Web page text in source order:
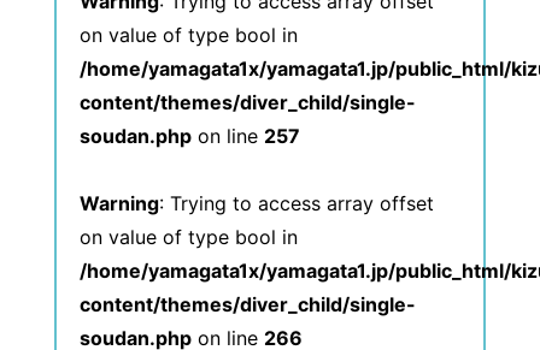
on value of type bool in
/home/yamagata1x/yamagata1.jp/public_html/
content/themes/diver_child/single-
soudan.php on line 257
Warning: Trying to access array offset
on value of type bool in
/home/yamagata1x/yamagata1.jp/public_html/
content/themes/diver_child/single-
soudan.php on line 266